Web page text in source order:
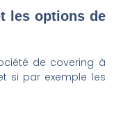
les options de
de covering à
si par exemple les